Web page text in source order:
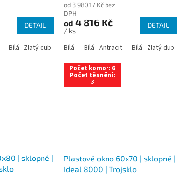
dub Tmavý dub Ořech Mahagon
- Ořech Bílá - Mahagon Antracit Zlatý dub Tmavý dub
DETAIL
Bílá - Zlatý dub Bílá - Tmavý dub Bílá - Ořech Bílá -
od 3 980,17 Kč bez
DPH
od 4 816 Kč
/ ks
DETAIL
Bílá Bílá - Antracit Bílá - Zlatý dub
| sklopné |
Počet komor: 6
Počet těsnění:
3
Plastové okno 60x70 | sklopné |
Ideal 8000 | Trojsklo